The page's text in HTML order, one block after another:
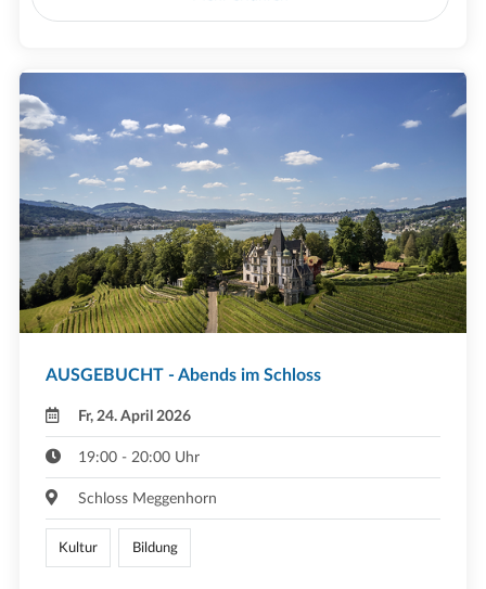
AUSGEBUCHT - Abends im Schloss
Fr, 24. April 2026
19:00 - 20:00 Uhr
Schloss Meggenhorn
Kultur Bildung